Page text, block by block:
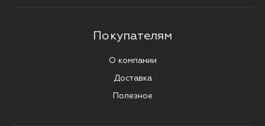
Покупателям
О компании
Доставка
Полезное